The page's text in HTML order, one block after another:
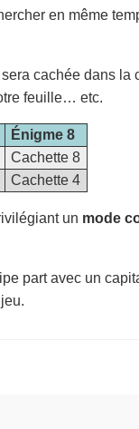
en même
cachée dans la
feuille… etc.
Énigme 8
Cachette 8
Cachette 4
un mode
part avec un